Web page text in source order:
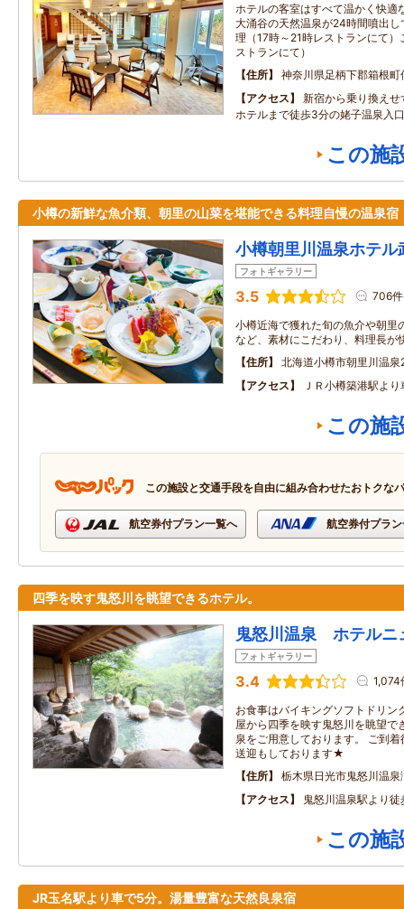
ホテルの客室はすべて温かく快適
大涌谷の天然温泉が24時間噴出
理（17時～21時レストランにて
ストランにて）
住所
神奈川県足柄下郡箱根
アクセス
新宿から乗り換え
ホテルまで徒歩3分の姥子温泉入
この施
小樽の新鮮な魚介類、朝里の山菜を堪能できる料理自慢の温泉宿
小樽朝里川温泉ホテル
フォトギャラリー
3.5 706件
小樽近海で獲れた旬の魚介や朝里
など、素材にこだわり、料理長が
住所
北海道小樽市朝里川温
アクセス
ＪＲ小樽築港駅よ
この施
この施設と交通手段を自由に組み合わせたおトクな
航空券付プラン一覧へ 航空券付プラ
四季を映す鬼怒川を眺望できるホテル。
鬼怒川温泉 ホテルニ
フォトギャラリー
3.4 1,074
お食事はバイキングソフトドリン
屋から四季を映す鬼怒川を眺望で
泉をご用意しております。 ご到
送迎もしております★
住所
栃木県日光市鬼怒川温泉
アクセス
鬼怒川温泉駅より徒
この施
JR玉名駅より車で5分。湯量豊富な天然良泉宿